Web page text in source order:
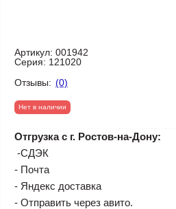
Артикул: 001942
Серия: 121020
Отзывы: (0)
Нет в наличии
Отгрузка с г. Ростов-на-Дону:
-СДЭК
- Почта
- Яндекс доставка
- Отправить через авито.